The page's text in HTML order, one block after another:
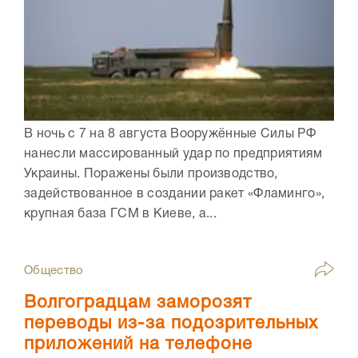
В ночь с 7 на 8 августа Вооружённые Силы РФ
нанесли массированный удар по предприятиям
Украины. Поражены были производство,
задействованное в создании ракет «Фламинго»,
крупная база ГСМ в Киеве, а...
Общество
Волгоградцам заморозят
переводы из-за подозрительных
приложений на телефоне